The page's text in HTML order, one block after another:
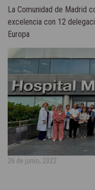
La Comunidad de Madrid
excelencia con 12
Europa
26 de junio, 2022